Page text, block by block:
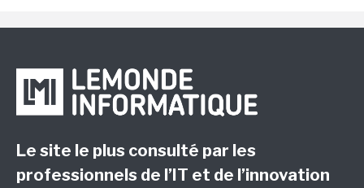
Le site le plus consulté par les
professionnels de l’IT et de l’innovation